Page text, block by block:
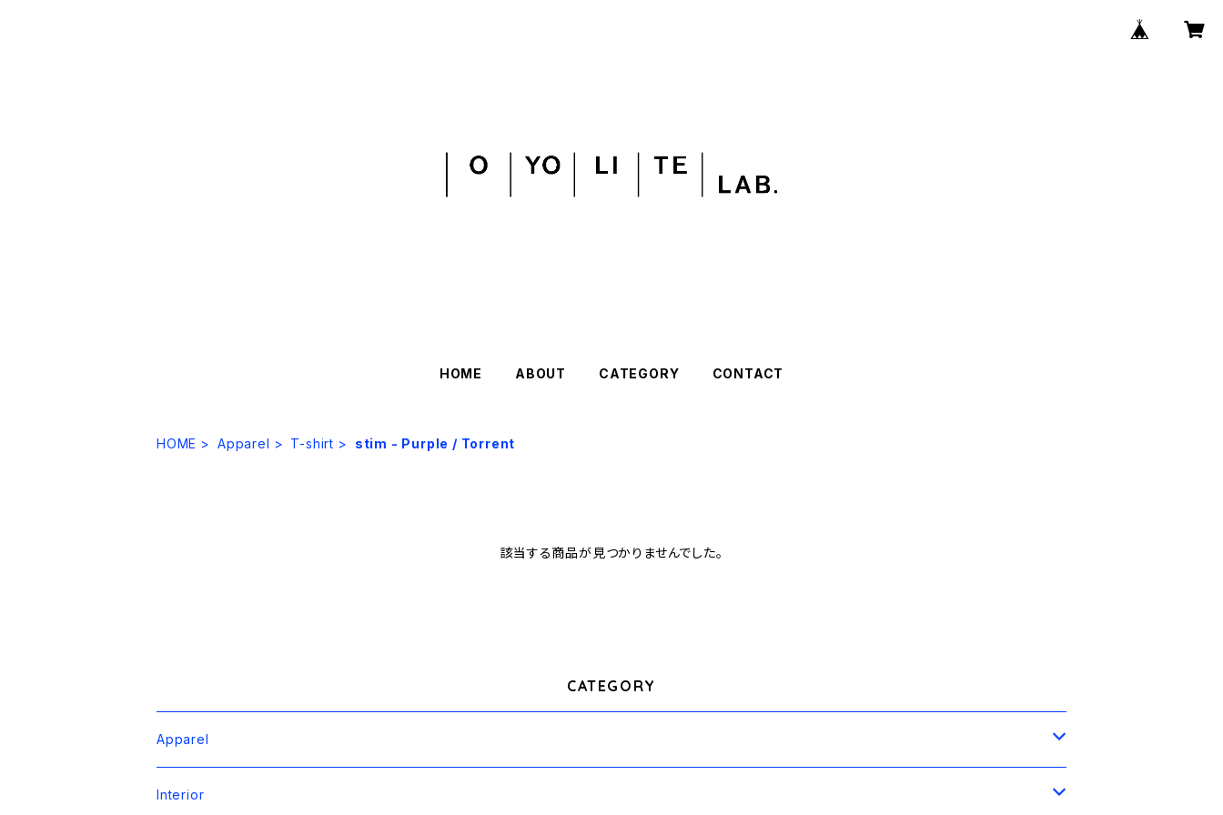
HOME ABOUT CATEGORY CONTACT
HOME Apparel T-shirt stim - Purple / Torrent
該当する商品が見つかりませんでした。
CATEGORY
Apparel
T-shirt
Interior